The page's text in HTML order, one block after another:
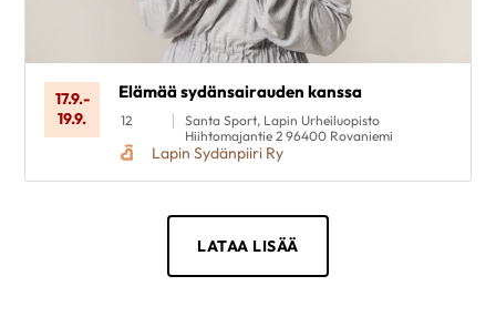
17.9.-
19.9.
Elämää sydänsairauden kanssa
12
Santa Sport, Lapin Urheiluopisto
Hiihtomajantie 2 96400 Rovaniemi
Lapin Sydänpiiri Ry
LATAA LISÄÄ